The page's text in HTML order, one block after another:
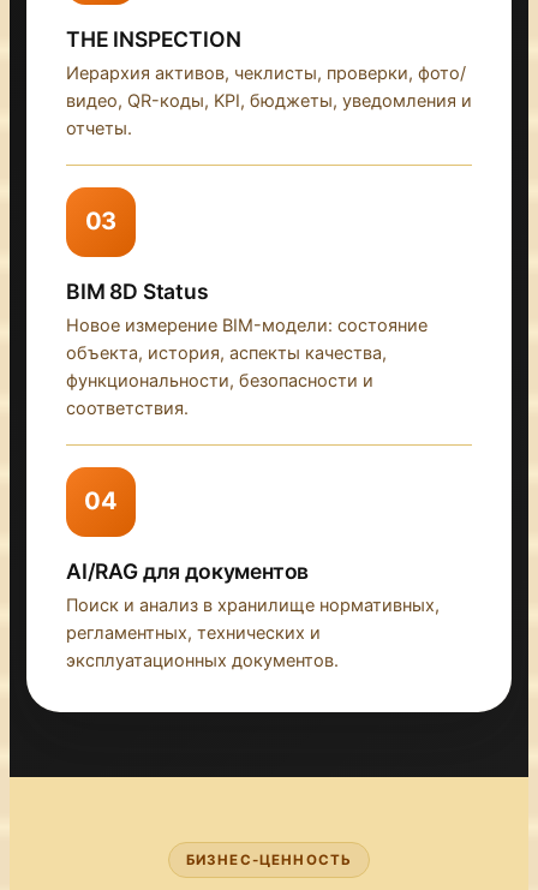
THE INSPECTION
Иерархия активов, чеклисты, проверки, фото/
видео, QR-коды, KPI, бюджеты, уведомления и
отчеты.
03
BIM 8D Status
Новое измерение BIM-модели: состояние
объекта, история, аспекты качества,
функциональности, безопасности и
соответствия.
04
AI/RAG для документов
Поиск и анализ в хранилище нормативных,
регламентных, технических и
эксплуатационных документов.
БИЗНЕС-ЦЕННОСТЬ